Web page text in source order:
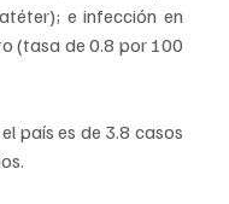
e infección en
(tasa de 0.8 por 100
país es de 3.8 casos